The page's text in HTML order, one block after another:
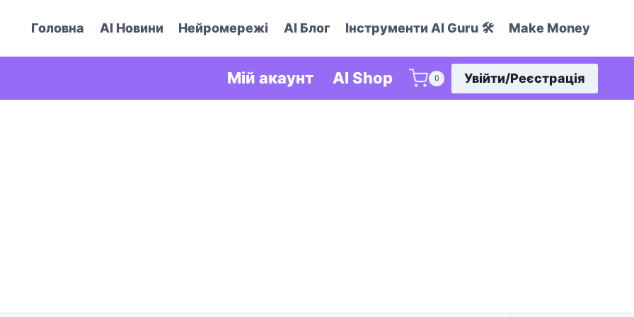
Головна AI Новини Нейромережі AI Блог Інструменти AI Guru 🛠️ Make Money
Мій акаунт AI Shop 0 Увійти/Реєстрація